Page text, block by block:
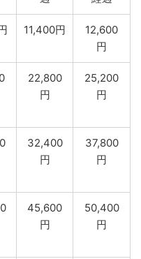
11,400円
12,600
円
22,800
円
25,200
円
32,400
円
37,800
円
45,600
円
50,400
円